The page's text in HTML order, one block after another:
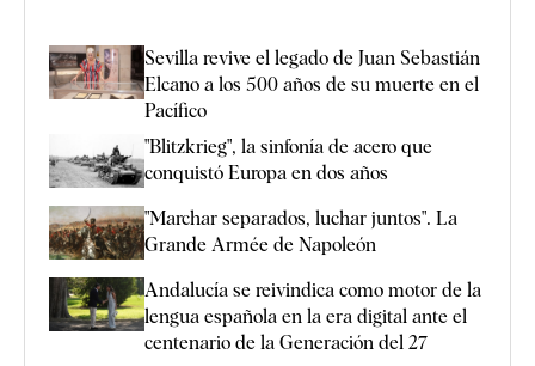
Sevilla revive el legado de Juan Sebastián
Elcano a los 500 años de su muerte en el
Pacífico
"Blitzkrieg", la sinfonía de acero que
conquistó Europa en dos años
"Marchar separados, luchar juntos". La
Grande Armée de Napoleón
Andalucía se reivindica como motor de la
lengua española en la era digital ante el
centenario de la Generación del 27